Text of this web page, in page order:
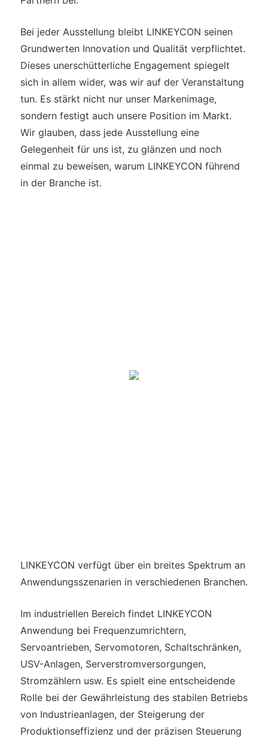
Bei jeder Ausstellung bleibt LINKEYCON seinen
Grundwerten Innovation und Qualität verpflichtet.
Dieses unerschütterliche Engagement spiegelt
sich in allem wider, was wir auf der Veranstaltung
tun. Es stärkt nicht nur unser Markenimage,
sondern festigt auch unsere Position im Markt.
Wir glauben, dass jede Ausstellung eine
Gelegenheit für uns ist, zu glänzen und noch
einmal zu beweisen, warum LINKEYCON führend
in der Branche ist.
LINKEYCON verfügt über ein breites Spektrum an
Anwendungsszenarien in verschiedenen Branchen.
Im industriellen Bereich findet LINKEYCON
Anwendung bei Frequenzumrichtern,
Servoantrieben, Servomotoren, Schaltschränken,
USV-Anlagen, Serverstromversorgungen,
Stromzählern usw. Es spielt eine entscheidende
Rolle bei der Gewährleistung des stabilen Betriebs
von Industrieanlagen, der Steigerung der
Produktionseffizienz und der präzisen Steuerung